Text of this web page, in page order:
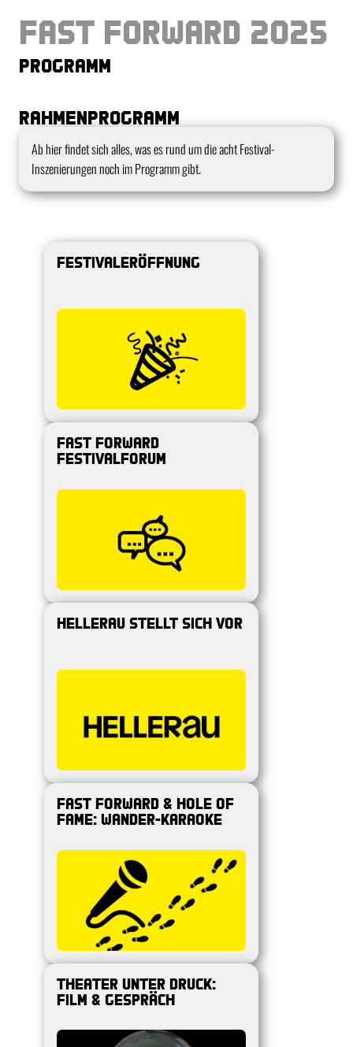
Fast Forward 2025
Programm
Rahmenprogramm
Kurzbeschreibung
Ab hier findet sich alles, was es rund um die acht Festival-
Inszenierungen noch im Programm gibt.
Festivaleröffnung
Fast Forward
Festivalforum
Hellerau stellt sich vor
Fast Forward & Hole of
Fame: Wander-Karaoke
Theater unter Druck:
Film & Gespräch